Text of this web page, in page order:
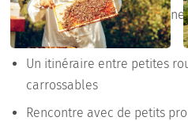
Le charme de découvrir
vélo électrique
Un itinéraire entre petites
carrossables
Rencontre avec de petits